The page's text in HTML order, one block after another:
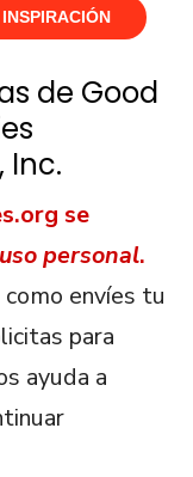
de Good
Inc.
se
uso personal.
envíes tu
para
ayuda a